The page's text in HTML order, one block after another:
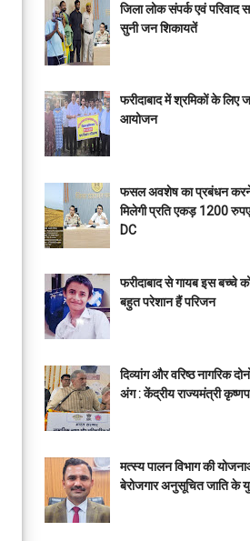
जिला लोक संपर्क एवं परिवाद
सुनी जन शिकायतें
फरीदाबाद में श्रमिकों के लिए
आयोजन
फसल अवशेष का प्रबंधन करने
मिलेगी प्रति एकड़ 1200 रुपए
DC
फरीदाबाद से गायब इस बच्चे
बहुत परेशान हैं परिजन
दिव्यांग और वरिष्ठ नागरिक
अंग : केंद्रीय राज्यमंत्री
मत्स्य पालन विभाग की
बेरोजगार अनुसूचित जाति के